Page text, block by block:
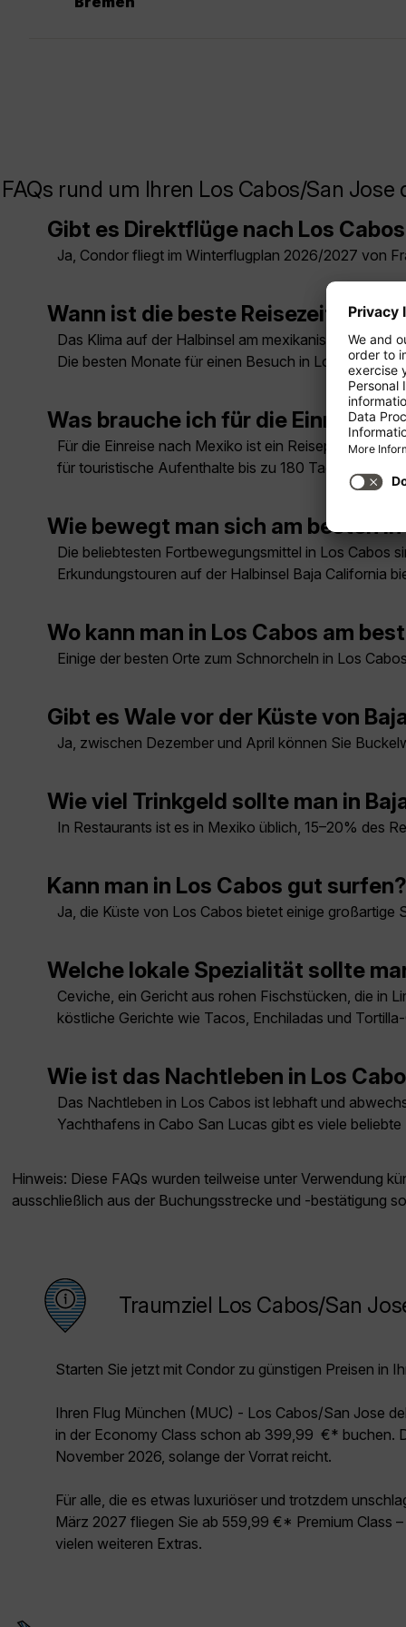
FAQs rund um Ihren Los Cabos/San Jose
Gibt es Direktflüge nach Los
Ja, Condor fliegt im Winterflugplan 2026/2027 von
Wann ist die beste Reisezeit für
Das Klima auf der Halbinsel am mexikanischen
Die besten Monate für einen Besuch in Los Cabos
Was brauche ich für die Einreise
Für die Einreise nach Mexiko ist ein Reisepass
für touristische Aufenthalte bis zu 180 Tagen kein
Wie bewegt man sich am besten
Die beliebtesten Fortbewegungsmittel in Los Cabos
Erkundungstouren auf der Halbinsel Baja California
Wo kann man in Los Cabos am
Einige der besten Orte zum Schnorcheln in Los
Gibt es Wale vor der Küste von
Ja, zwischen Dezember und April können Sie
Wie viel Trinkgeld sollte man in
In Restaurants ist es in Mexiko üblich, 15–20% des
Kann man in Los Cabos gut surfen?
Ja, die Küste von Los Cabos bietet einige
Welche lokale Spezialität sollte
Ceviche, ein Gericht aus rohen Fischstücken, die in
köstliche Gerichte wie Tacos, Enchiladas und
Wie ist das Nachtleben in Los
Das Nachtleben in Los Cabos ist lebhaft und
Yachthafens in Cabo San Lucas gibt es viele beliebte
Hinweis: Diese FAQs wurden teilweise unter Verwendung
ausschließlich aus der Buchungsstrecke und -bestätigung
Traumziel Los Cabos/San
Starten Sie jetzt mit Condor zu günstigen Preisen in
Ihren Flug München (MUC) - Los Cabos/San Jose
in der Economy Class schon ab 399,99 €* buchen.
November 2026, solange der Vorrat reicht.
Für alle, die es etwas luxuriöser und trotzdem
März 2027 fliegen Sie ab 559,99 €* Premium Class
vielen weiteren Extras.